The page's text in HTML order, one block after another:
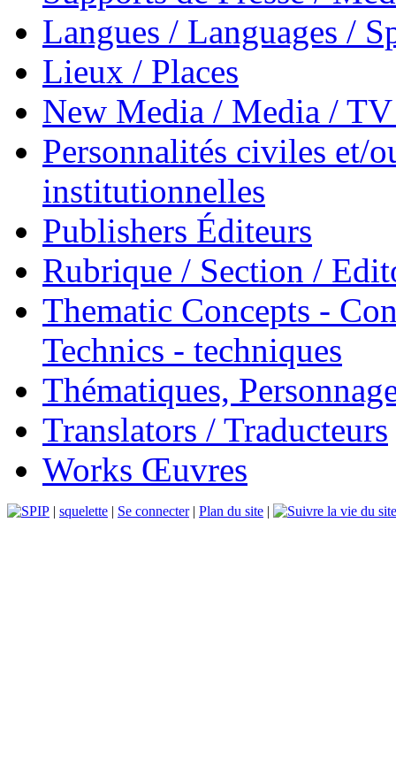
Langues / Languages /
Lieux / Places
New Media / Media /
Personnalités civiles et/
institutionnelles
Publishers Éditeurs
Rubrique / Section /
Thematic Concepts -
Technics - techniques
Thématiques,
Translators / Traducteurs
Works Œuvres
| squelette | Se connecter| Plan du site |